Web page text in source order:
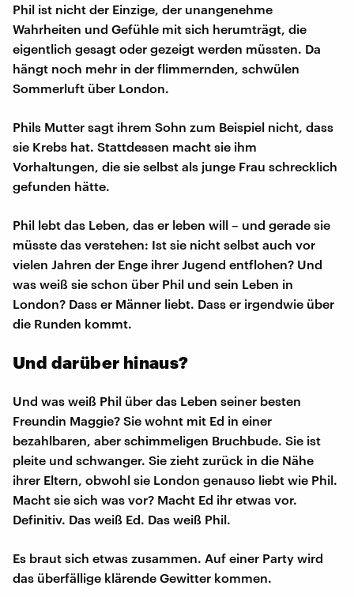
Phil ist nicht der Einzige, der unangenehme
Wahrheiten und Gefühle mit sich herumträgt, die
eigentlich gesagt oder gezeigt werden müssten. Da
hängt noch mehr in der flimmernden, schwülen
Sommerluft über London.
Phils Mutter sagt ihrem Sohn zum Beispiel nicht, dass
sie Krebs hat. Stattdessen macht sie ihm
Vorhaltungen, die sie selbst als junge Frau schrecklich
gefunden hätte.
Phil lebt das Leben, das er leben will – und gerade sie
müsste das verstehen: Ist sie nicht selbst auch vor
vielen Jahren der Enge ihrer Jugend entflohen? Und
was weiß sie schon über Phil und sein Leben in
London? Dass er Männer liebt. Dass er irgendwie über
die Runden kommt.
Und darüber hinaus?
Und was weiß Phil über das Leben seiner besten
Freundin Maggie? Sie wohnt mit Ed in einer
bezahlbaren, aber schimmeligen Bruchbude. Sie ist
pleite und schwanger. Sie zieht zurück in die Nähe
ihrer Eltern, obwohl sie London genauso liebt wie Phil.
Macht sie sich was vor? Macht Ed ihr etwas vor.
Definitiv. Das weiß Ed. Das weiß Phil.
Es braut sich etwas zusammen. Auf einer Party wird
das überfällige klärende Gewitter kommen.